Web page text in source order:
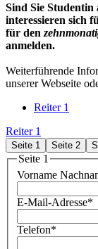
Sind Sie Studentin
interessieren sich
für den
anmelden.
Weiterführende
unserer Webseite
Reiter 1
Reiter 1
Seite 1 Seite 2
Seite 1
Vorname
E-Mail-Adresse*
Telefon*